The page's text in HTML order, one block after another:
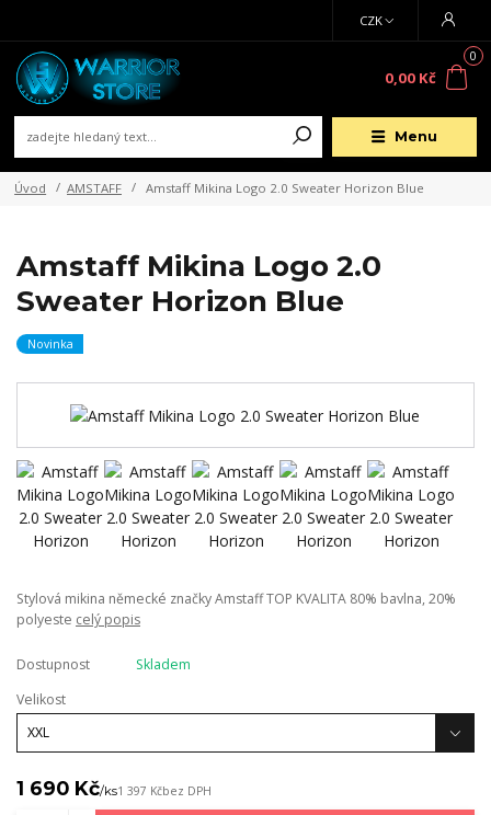
Menu
CZK
0
0,00 Kč
Úvod AMSTAFF Amstaff Mikina Logo 2.0 Sweater Horizon Blue
Amstaff Mikina Logo 2.0
Sweater Horizon Blue
Novinka
Stylová mikina německé značky Amstaff TOP KVALITA 80% bavlna, 20%
polyeste celý popis
Dostupnost
Skladem
Velikost
1 690 Kč/ks1 397 Kčbez DPH